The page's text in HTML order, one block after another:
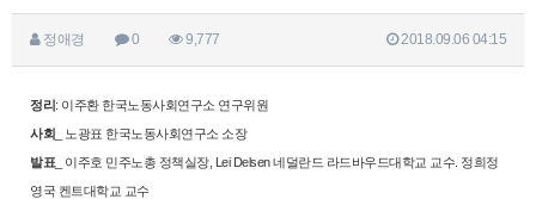
정애경 0 9,777 2018.09.06 04:15
정리: 이주환 한국노동사회연구소 연구위원
사회 _ 노광표 한국노동사회연구소 소장
발표 _ 이주호 민주노총 정책실장, Lei Delsen 네덜란드 라드바우드대학교 교수. 정희정
영국 켄트대학교 교수